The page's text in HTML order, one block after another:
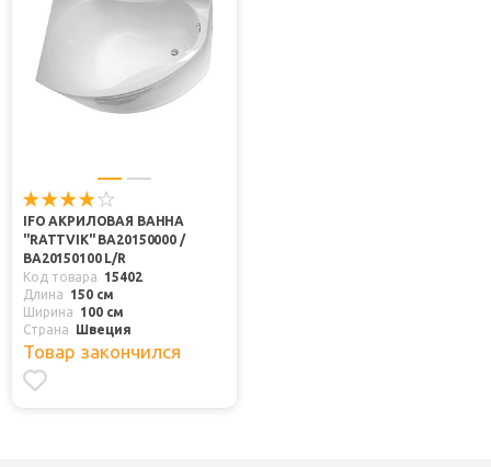
IFO АКРИЛОВАЯ ВАННА
"RATTVIK" BA20150000 /
BA20150100 L/R
Код товара
15402
Длина
150 см
Ширина
100 см
Страна
Швеция
Товар закончился